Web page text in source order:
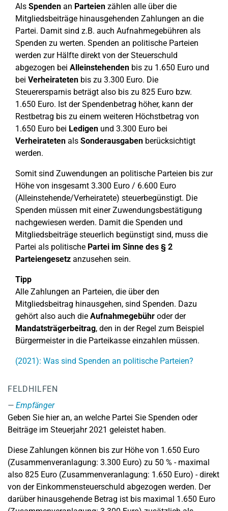
Als Spenden an Parteien zählen alle über die
Mitgliedsbeiträge hinausgehenden Zahlungen an die
Partei. Damit sind z.B. auch Aufnahmegebühren als
Spenden zu werten. Spenden an politische Parteien
werden zur Hälfte direkt von der Steuerschuld
abgezogen bei Alleinstehenden bis zu 1.650 Euro und
bei Verheirateten bis zu 3.300 Euro. Die
Steuerersparnis beträgt also bis zu 825 Euro bzw.
1.650 Euro. Ist der Spendenbetrag höher, kann der
Restbetrag bis zu einem weiteren Höchstbetrag von
1.650 Euro bei Ledigen und 3.300 Euro bei
Verheirateten als Sonderausgaben berücksichtigt
werden.
Somit sind Zuwendungen an politische Parteien bis zur
Höhe von insgesamt 3.300 Euro / 6.600 Euro
(Alleinstehende/Verheiratete) steuerbegünstigt. Die
Spenden müssen mit einer Zuwendungsbestätigung
nachgewiesen werden. Damit die Spenden und
Mitgliedsbeiträge steuerlich begünstigt sind, muss die
Partei als politische Partei im Sinne des § 2
Parteiengesetz anzusehen sein.
Tipp
Alle Zahlungen an Parteien, die über den
Mitgliedsbeitrag hinausgehen, sind Spenden. Dazu
gehört also auch die Aufnahmegebühr oder der
Mandatsträgerbeitrag, den in der Regel zum Beispiel
Bürgermeister in die Parteikasse einzahlen müssen.
(2021): Was sind Spenden an politische Parteien?
FELDHILFEN
Empfänger
Geben Sie hier an, an welche Partei Sie Spenden oder
Beiträge im Steuerjahr 2021 geleistet haben.
Diese Zahlungen können bis zur Höhe von 1.650 Euro
(Zusammenveranlagung: 3.300 Euro) zu 50 % - maximal
also 825 Euro (Zusammenveranlagung: 1.650 Euro) - direkt
von der Einkommensteuerschuld abgezogen werden. Der
darüber hinausgehende Betrag ist bis maximal 1.650 Euro